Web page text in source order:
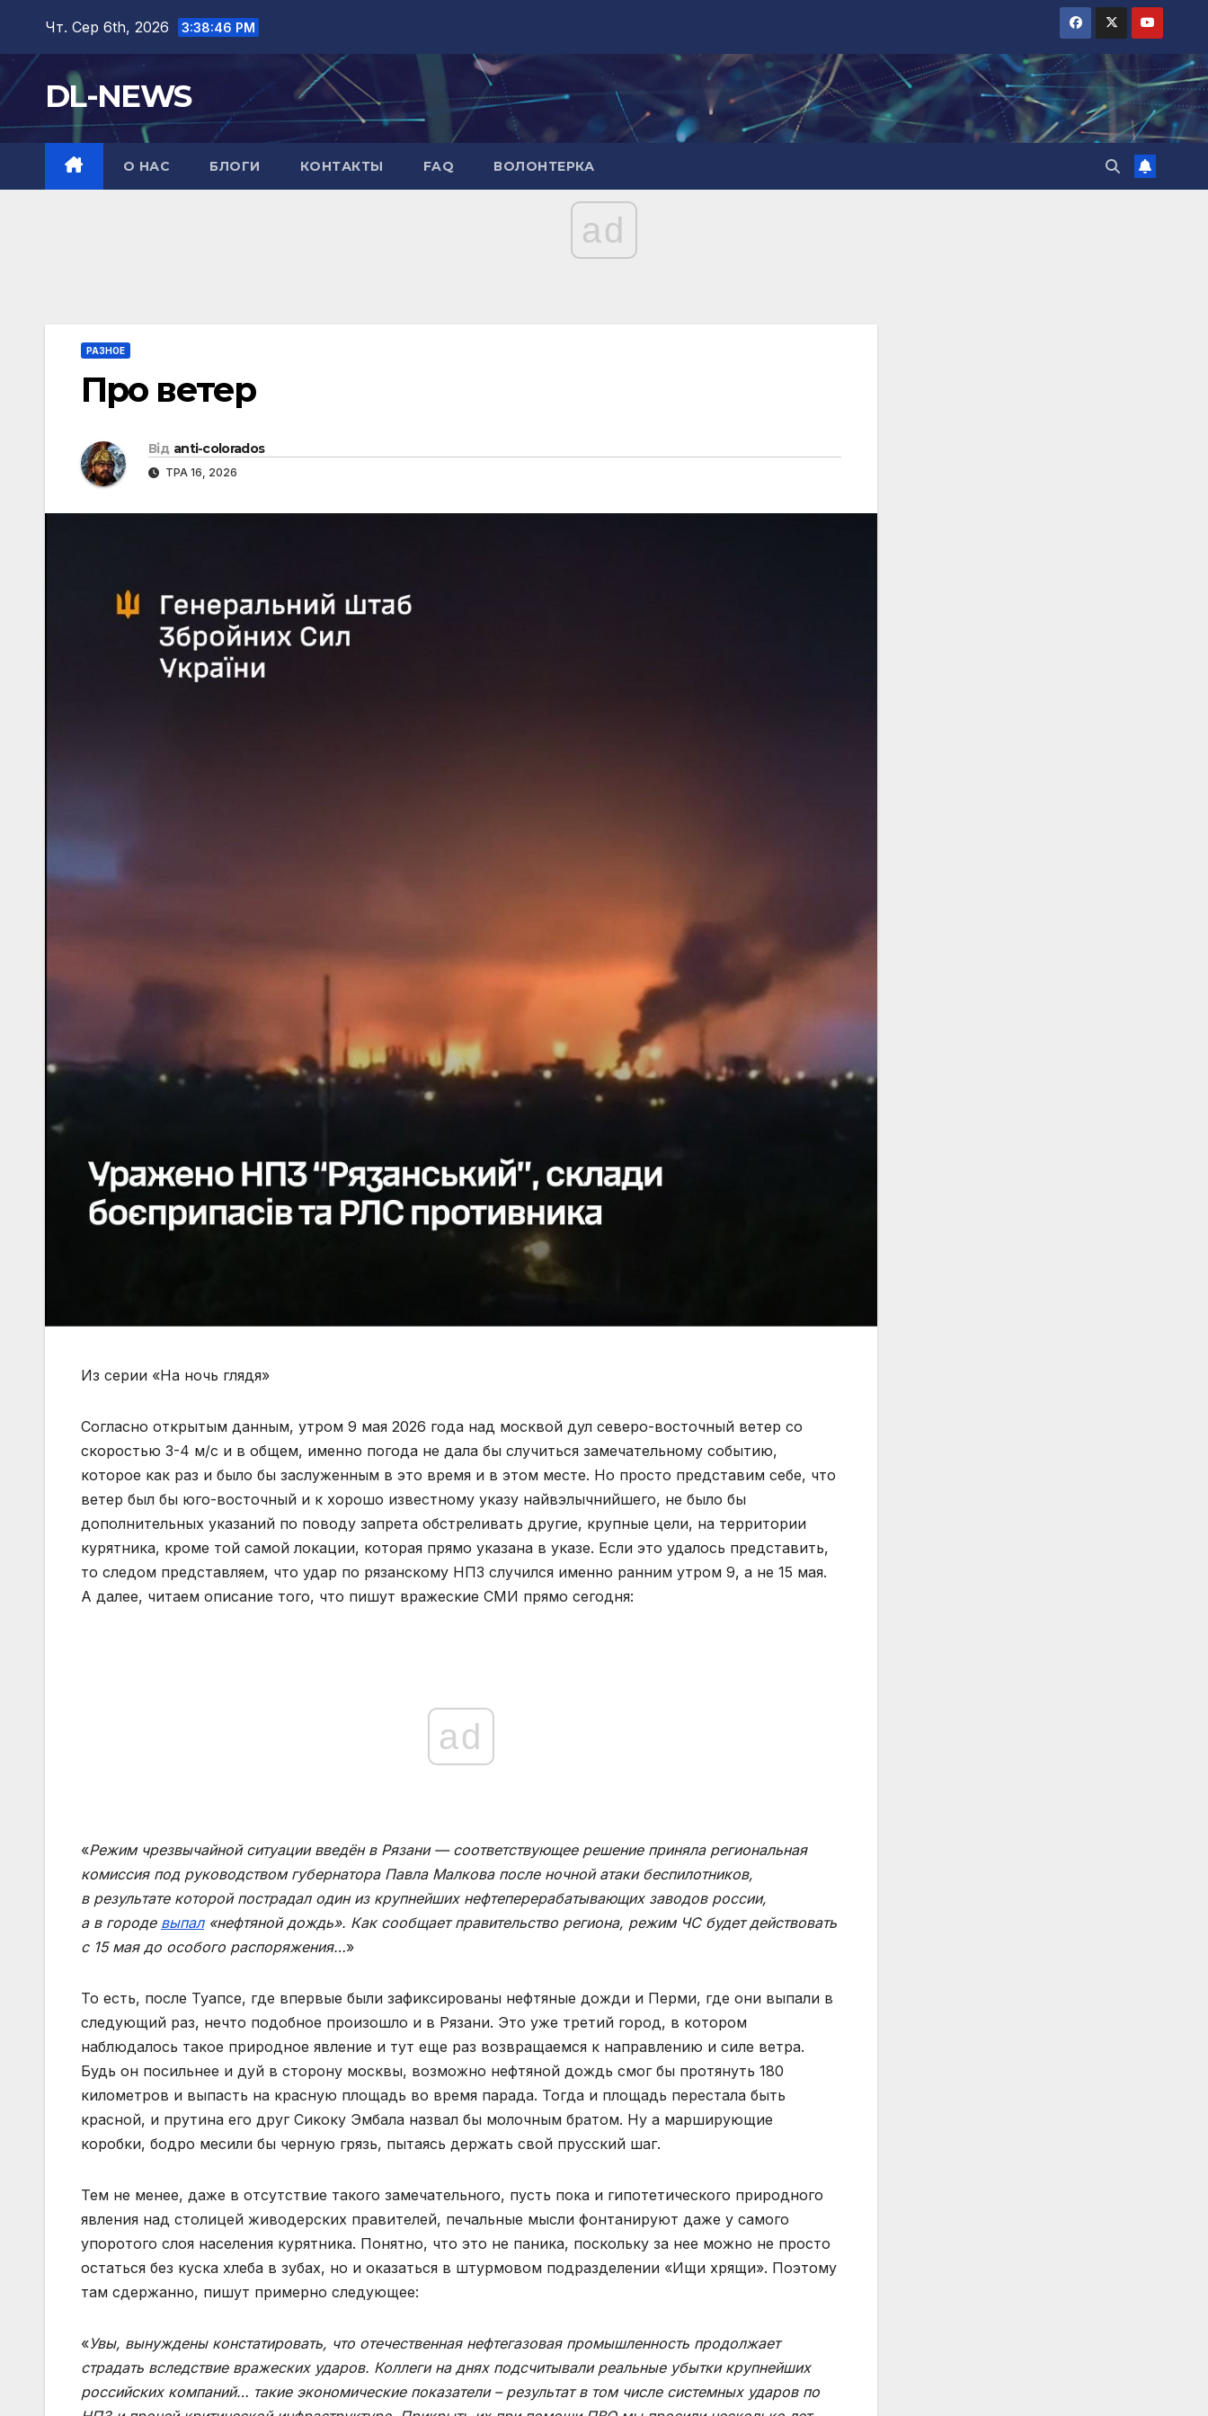
вмісту
Чт. Сер 6th, 2026 3:38:47 PM
DL-NEWS
О НАС БЛОГИ КОНТАКТЫ FAQ ВОЛОНТЕРКА
ad
РАЗНОЕ
Про ветер
Від anti-colorados
ТРА 16, 2026
Из серии «На ночь глядя»
Согласно открытым данным, утром 9 мая 2026 года над москвой дул северо-восточный ветер со
скоростью 3-4 м/с и в общем, именно погода не дала бы случиться замечательному событию,
которое как раз и было бы заслуженным в это время и в этом месте. Но просто представим себе, что
ветер был бы юго-восточный и к хорошо известному указу найвэлычнийшего, не было бы
дополнительных указаний по поводу запрета обстреливать другие, крупные цели, на территории
курятника, кроме той самой локации, которая прямо указана в указе. Если это удалось представить,
то следом представляем, что удар по рязанскому НПЗ случился именно ранним утром 9, а не 15 мая.
А далее, читаем описание того, что пишут вражеские СМИ прямо сегодня:
ad
«Режим чрезвычайной ситуации введён в Рязани — соответствующее решение приняла региональная
комиссия под руководством губернатора Павла Малкова после ночной атаки беспилотников,
в результате которой пострадал один из крупнейших нефтеперерабатывающих заводов россии,
а в городе выпал«нефтяной дождь». Как сообщает правительство региона, режим ЧС будет действовать
с 15 мая до особого распоряжения…»
То есть, после Туапсе, где впервые были зафиксированы нефтяные дожди и Перми, где они выпали в
следующий раз, нечто подобное произошло и в Рязани. Это уже третий город, в котором
наблюдалось такое природное явление и тут еще раз возвращаемся к направлению и силе ветра.
Будь он посильнее и дуй в сторону москвы, возможно нефтяной дождь смог бы протянуть 180
километров и выпасть на красную площадь во время парада. Тогда и площадь перестала быть
красной, и прутина его друг Сикоку Эмбала назвал бы молочным братом. Ну а марширующие
коробки, бодро месили бы черную грязь, пытаясь держать свой прусский шаг.
Тем не менее, даже в отсутствие такого замечательного, пусть пока и гипотетического природного
явления над столицей живодерских правителей, печальные мысли фонтанируют даже у самого
упоротого слоя населения курятника. Понятно, что это не паника, поскольку за нее можно не просто
остаться без куска хлеба в зубах, но и оказаться в штурмовом подразделении «Ищи хрящи». Поэтому
там сдержанно, пишут примерно следующее:
«Увы, вынуждены констатировать, что отечественная нефтегазовая промышленность продолжает
страдать вследствие вражеских ударов. Коллеги на днях подсчитывали реальные убытки крупнейших
российских компаний… такие экономические показатели – результат в том числе системных ударов по